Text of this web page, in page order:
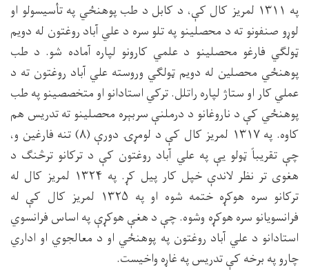
په ۱۳۱۱ لمریز کال کې، د کابل د طب پوهنځي په تأسیسولو او
لوړو صنفونو ته د محصلینو په تلو سره د علي آباد روغتون له دویم
ټولګي فارغو محصلینو د علمي کارونو لپاره آماده شو. د طب
پوهنځي محصلين له دویم ټولګي وروسته علي آباد روغتون ته د
عملي کار او ستاژ لپاره راتلل. ترکي استادانو او متخصصینو په طب
پوهنځي کې د ناروغانو د درملنې سربېره محصلینو ته تدریس هم
کاوه. په ۱۳۱۷ لمریز کال کې د لومړۍ دورې (۸) تنه فارغین و،
چې تقریباً ټولو یې په علي آباد روغتون کې د ترکانو ترڅنګ د
هغوی تر نظر لاندې خپل کار پیل کړ. په ۱۳۲۴ لمریز کال له
ترکانو سره هوکړه ختمه شوه او په ۱۳۲۵ لمریز کال کې له
فرانسویانو سره هوکړه وشوه. چې د هغې هوکړې په اساس فرانسوي
استادانو د علي آباد روغتون په پوهنځي او د معالجوي او اداري
چارو په برخه کې تدریس په غاړه واخیست.